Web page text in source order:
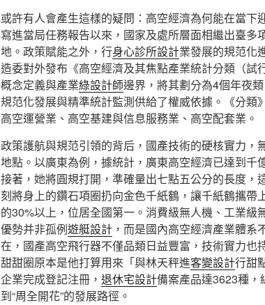
或許有人會產生這樣的疑問：高空經濟為何能在當下
寫進當局任務報告以來，國家及處所層面相繼出臺
地。政策賦能之外，行身心診所設計業發展的規范化
造委對外發布《高空經濟及其焦點產業統計分類（
概念定義與產業綠設計師邊界，將其劃分為4個年夜
規范化發展與精準統計監測供給了權威依據。《分類
高空運營業、高空基建與信息服務業、高空配套業。
政策護航與規范引領的背后，國產技術的硬核實力，
地點。以廣東為例，據統計，廣東高空經濟已達到
接著，她將圓規打開，準確量出七點五公分的長度
刻將身上的鑽石項圈扔向金色千紙鶴，讓千紙鶴攜帶
的30%以上，位居全國第一。消費級無人機、工業
優勢并非孤例遊艇設計 ，而是國內高空經濟產業體系
在，國產高空飛行器不僅品類日益豐富，技術實力
甜甜圈原本是他打算用來「與林天秤進客變設計行甜
企業完成登記注冊， 退休宅設計備案產品達3623種，
到“周全開花”的發展路徑。